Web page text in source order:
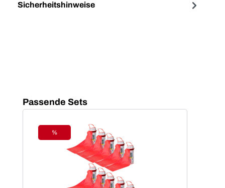
Sicherheitshinweise
Produktgalerie überspringen
Passende Sets
Rabatt
%